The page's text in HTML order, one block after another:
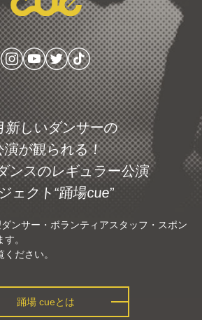
新しいダンサーの
演が観られる！
ンスのレギュラー公演
ェクト“踊場cue”
ンサー・ボランティアスタッフ・スポン
。
ださい。
踊場 cueとは